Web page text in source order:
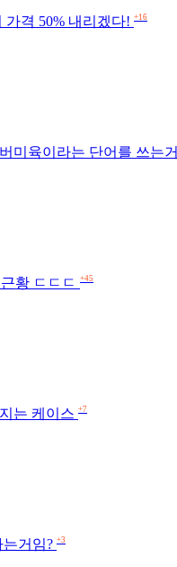
격 50% 내리겠다! +16
미육이라는 단어를 쓰는
황 ㄷㄷㄷ +45
는 케이스 +7
거임? +3